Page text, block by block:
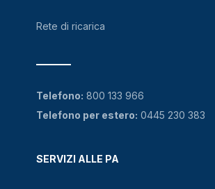
Rete di ricarica
SERVIZI ALLE PA
Telefono: 800 133 966
Telefono per estero: 0445 230 383